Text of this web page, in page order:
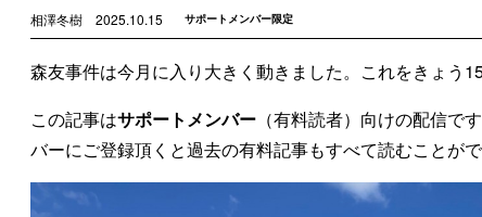
相澤冬樹 2025.10.15 サポートメンバー限定
森友事件は今月に入り大きく動きました。これをきょう
この記事はサポートメンバー （有料読者）向けの配信で
バーにご登録頂くと過去の有料記事もすべて読むことが